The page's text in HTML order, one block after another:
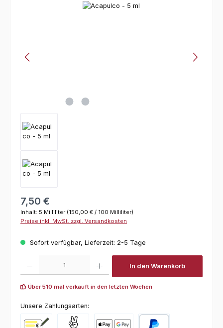
Bildergalerie überspringen
Regulärer Preis:
7,50 €
Inhalt: 5 Milliliter (150,00 € / 100 Milliliter)
Preise inkl. MwSt. zzgl. Versandkosten
Sofort verfügbar, Lieferzeit: 2-5 Tage
In den Warenkorb
Über 510 mal verkauft in den letzten Wochen
Unsere Zahlungsarten: